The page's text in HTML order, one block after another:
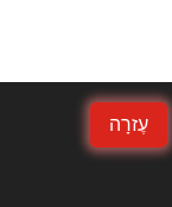
עֶזרָה